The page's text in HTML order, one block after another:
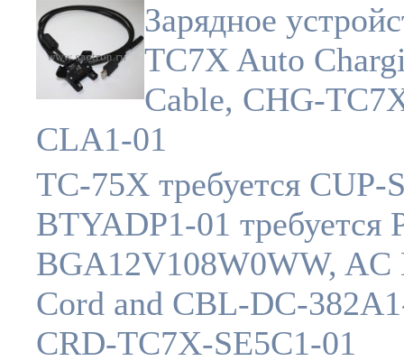
Зарядное
TC7X Auto
Cable, CHG-
CLA1-01
TC-75X требуется CUP-
BTYADP1-01 требуется
BGA12V108W0WW, AC
Cord and CBL-DC-
CRD-TC7X-SE5C1-01